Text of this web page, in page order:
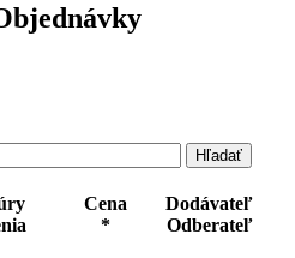
Cena
*
Dodávateľ
Odberateľ